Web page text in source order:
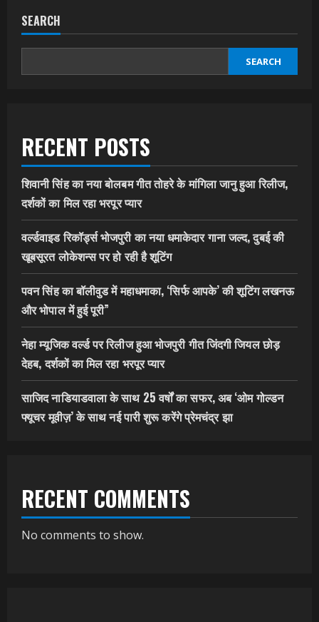
SEARCH
SEARCH
RECENT POSTS
शिवानी सिंह का नया बोलबम गीत तोहरे के मांगिला जानु हुआ रिलीज,
दर्शकों का मिल रहा भरपूर प्यार
वर्ल्डवाइड रिकॉर्ड्स भोजपुरी का नया धमाकेदार गाना जल्द, दुबई की
खूबसूरत लोकेशन्स पर हो रही है शूटिंग
पवन सिंह का बॉलीवुड में महाधमाका, ‘सिर्फ आपके’ की शूटिंग लखनऊ
और भोपाल में हुई पूरी”
नेहा म्यूजिक वर्ल्ड पर रिलीज हुआ भोजपुरी गीत जिंदगी जियल छोड़
देहब, दर्शकों का मिल रहा भरपूर प्यार
साजिद नाडियाडवाला के साथ 25 वर्षों का सफर, अब ‘ओम गोल्डन
फ्यूचर मूवीज़’ के साथ नई पारी शुरू करेंगे प्रेमचंद्र झा
RECENT COMMENTS
No comments to show.